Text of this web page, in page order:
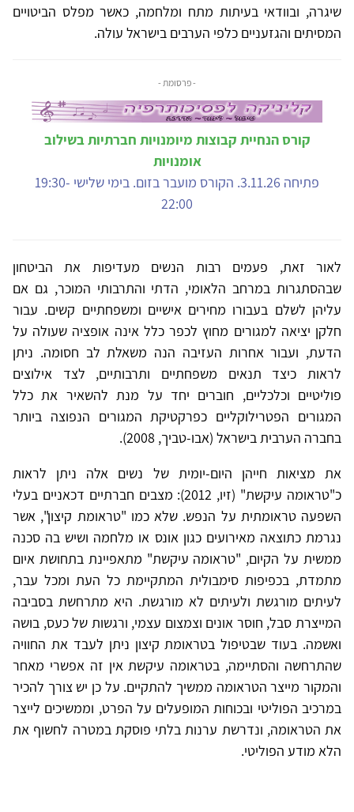
שיגרה, ובוודאי בעיתות מתח ומלחמה, כאשר מפלס הביטויים
המסיתים והגזעניים כלפי הערבים בישראל עולה.
- פרסומת -
קורס הנחיית קבוצות מיומנויות חברתיות בשילוב
אומנויות
פתיחה 3.11.26. הקורס מועבר בזום. בימי שלישי 19:30-
22:00
לאור זאת, פעמים רבות הנשים מעדיפות את הביטחון
שבהסתגרות במרחב הלאומי, הדתי והתרבותי המוכר, גם אם
עליהן לשלם בעבורו מחירים אישיים ומשפחתיים קשים. עבור
חלקן יציאה למגורים מחוץ לכפר כלל אינה אופציה שעולה על
הדעת, ועבור אחרות העזיבה הנה משאלת לב חסומה. ניתן
לראות כיצד תנאים משפחתיים ותרבותיים, לצד אילוצים
פוליטיים וכלכליים, חוברים יחד על מנת להשאיר את כלל
המגורים הפטרילוקליים כפרקטיקת המגורים הנפוצה ביותר
בחברה הערבית בישראל (אבו-טביך, 2008).
את מציאות חייהן היום-יומית של נשים אלה ניתן לראות
כ"טראומה עיקשת" (זיו, 2012): מצבים חברתיים דכאניים בעלי
השפעה טראומתית על הנפש. שלא כמו "טראומת קיצון", אשר
נגרמת כתוצאה מאירועים כגון אונס או מלחמה ושיש בה סכנה
ממשית על הקיום, "טראומה עיקשת" מתאפיינת בתחושת איום
מתמדת, בכפיפות סימבולית המתקיימת כל העת ומכל עבר,
לעיתים מורגשת ולעיתים לא מורגשת. היא מתרחשת בסביבה
המייצרת סבל, חוסר אונים וצמצום עצמי, ורגשות של כעס, בושה
ואשמה. בעוד שבטיפול בטראומת קיצון ניתן לעבד את החוויה
שהתרחשה והסתיימה, בטראומה עיקשת אין זה אפשרי מאחר
והמקור מייצר הטראומה ממשיך להתקיים. על כן יש צורך להכיר
במרכיב הפוליטי ובכוחות המופעלים על הפרט, וממשיכים לייצר
את הטראומה, ונדרשת ערנות בלתי פוסקת במטרה לחשוף את
הלא מודע הפוליטי.